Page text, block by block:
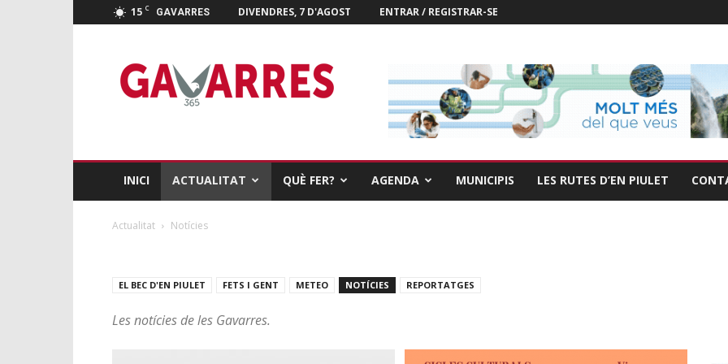
15 C GAVARRES DIVENDRES, 7 D'AGOST ENTRAR / REGISTRAR-SE
365
INICI ACTUALITAT QUÈ FER? AGENDA MUNICIPIS LES RUTES D’EN PIULET
Actualitat Notícies
EL BEC D'EN PIULET FETS I GENT METEO NOTÍCIES REPORTATGES
Les notícies de les Gavarres.